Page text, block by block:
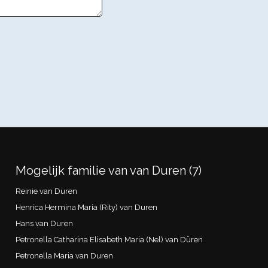
Mogelijk familie van van Duren (7)
Reinie van Duren
Henrica Hermina Maria (Rity) van Duren
Hans van Duren
Petronella Catharina Elisabeth Maria (Nel) van Düren
Petronella Maria van Duren